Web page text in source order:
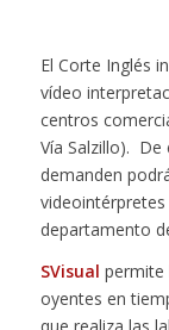
El Corte Inglés
vídeo
centros
Vía Salzillo).
demanden
departamento
SVisual permite
oyentes en